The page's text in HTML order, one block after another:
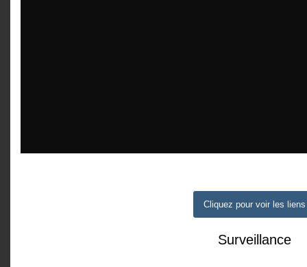
Cliquez pour voir les liens
Surveillance